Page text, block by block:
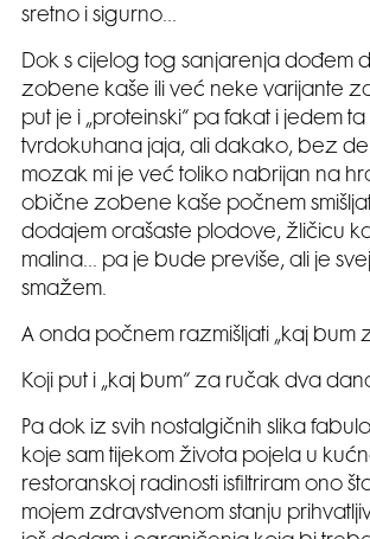
sretno i sigurno…
Dok s cijelog tog sanjarenja dođem
zobene kaše ili već neke varijante
put je i „proteinski“ pa fakat i jedem
tvrdokuhana jaja, ali dakako, bez
mozak mi je već toliko nabrijan na
obične zobene kaše počnem
dodajem orašaste plodove, žličicu
malina… pa je bude previše, ali je
smažem.
A onda počnem razmišljati „kaj bum
Koji put i „kaj bum“ za ručak dva
Pa dok iz svih nostalgičnih slika
koje sam tijekom života pojela u
restoranskoj radinosti isfiltriram ono
mojem zdravstvenom stanju